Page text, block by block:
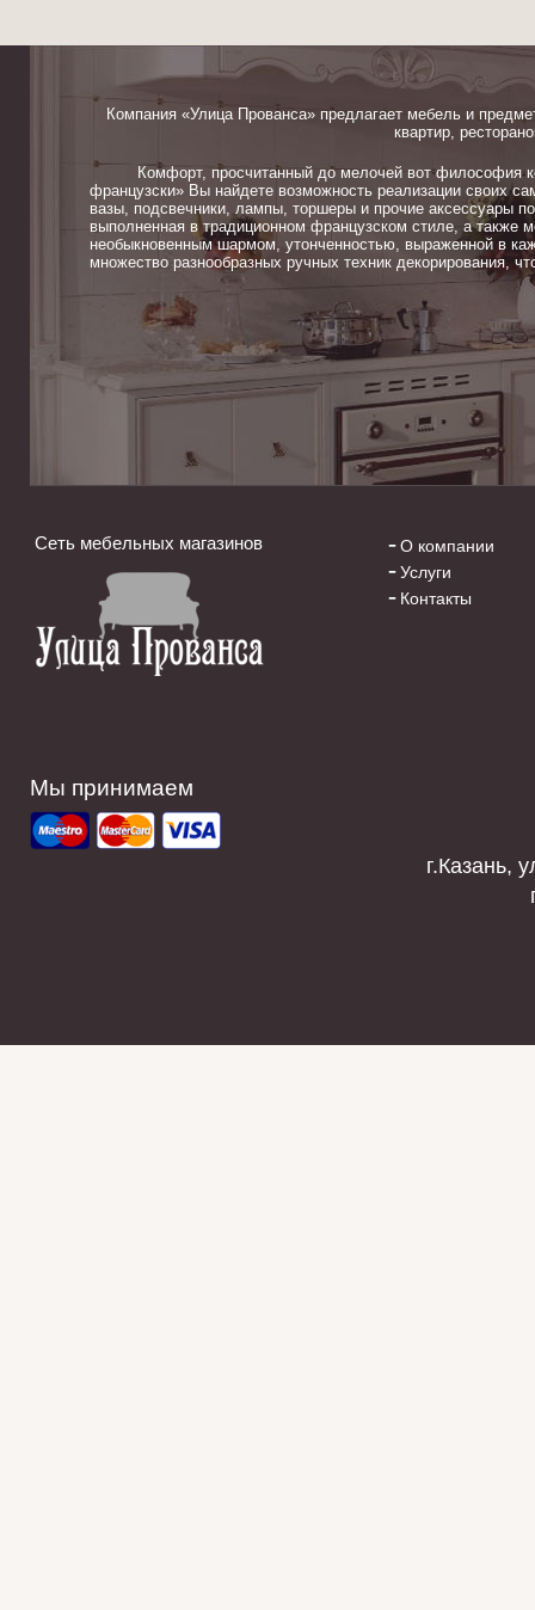
Компания «Улица Прованса» предлагает мебель и
квартир,
Комфорт, просчитанный до мелочей вот философия
французски» Вы найдете возможность реализации своих
вазы, подсвечники, лампы, торшеры и прочие аксессуары
выполненная в традиционном французском стиле, а также
необыкновенным шармом, утонченностью, выраженной в
множество разнообразных ручных техник декорирования,
Сеть мебельных магазинов
О компании
Услуги
Контакты
Мы принимаем
г.Казань,